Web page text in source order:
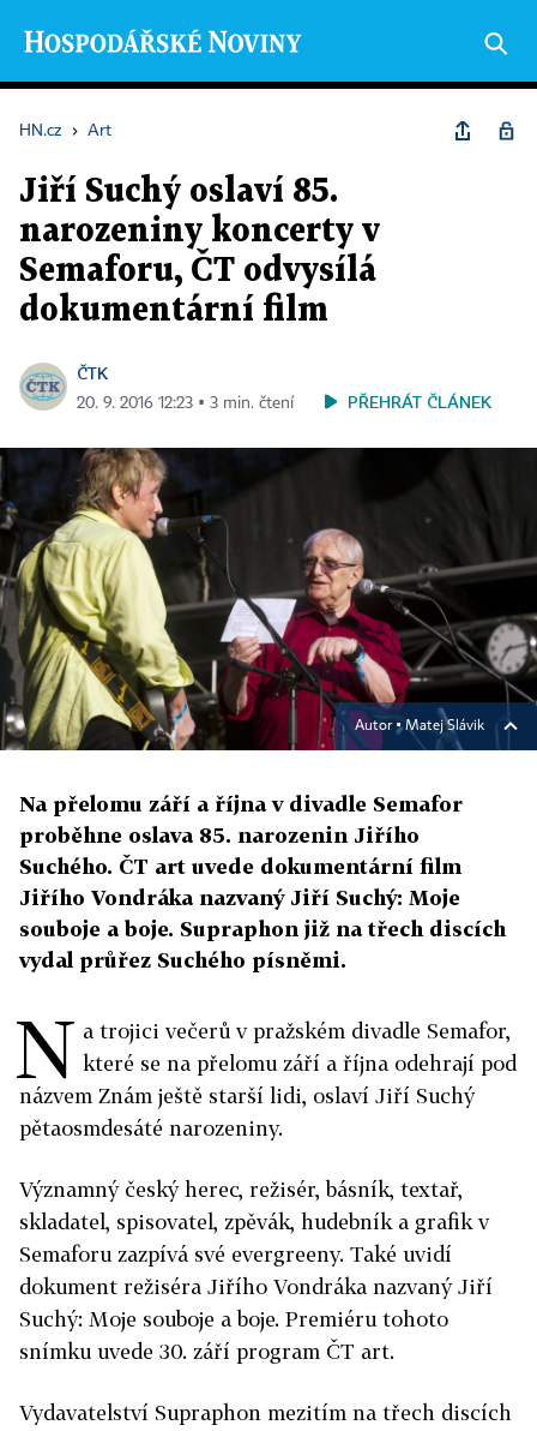
HN.cz › Art
Jiří Suchý oslaví 85.
narozeniny koncerty v
Semaforu, ČT odvysílá
dokumentární film
ČTK
20. 9. 2016 12:23 ▪ 3 min. čtení PŘEHRÁT ČLÁNEK
Autor ▪Matej Slávik
Na přelomu září a října v divadle Semafor
proběhne oslava 85. narozenin Jiřího
Suchého. ČT art uvede dokumentární film
Jiřího Vondráka nazvaný Jiří Suchý: Moje
souboje a boje. Supraphon již na třech discích
vydal průřez Suchého písněmi.
N a trojici večerů v pražském divadle Semafor,
které se na přelomu září a října odehrají pod
názvem Znám ještě starší lidi, oslaví Jiří Suchý
pětaosmdesáté narozeniny.
Významný český herec, režisér, básník, textař,
skladatel, spisovatel, zpěvák, hudebník a grafik v
Semaforu zazpívá své evergreeny. Také uvidí
dokument režiséra Jiřího Vondráka nazvaný Jiří
Suchý: Moje souboje a boje. Premiéru tohoto
snímku uvede 30. září program ČT art.
Vydavatelství Supraphon mezitím na třech discích